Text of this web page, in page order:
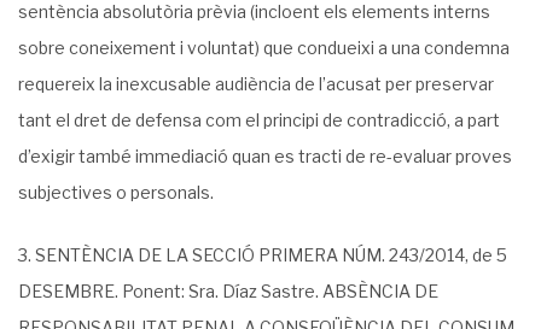
sentència absolutòria prèvia (incloent els elements interns
sobre coneixement i voluntat) que condueixi a una condemna
requereix la inexcusable audiència de l’acusat per preservar
tant el dret de defensa com el principi de contradicció, a part
d’exigir també immediació quan es tracti de re-evaluar proves
subjectives o personals.
3. SENTÈNCIA DE LA SECCIÓ PRIMERA NÚM. 243/2014, de 5
DESEMBRE. Ponent: Sra. Díaz Sastre. ABSÈNCIA DE